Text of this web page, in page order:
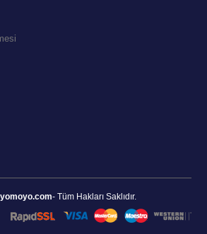
- Tüm Hakları Saklıdır.